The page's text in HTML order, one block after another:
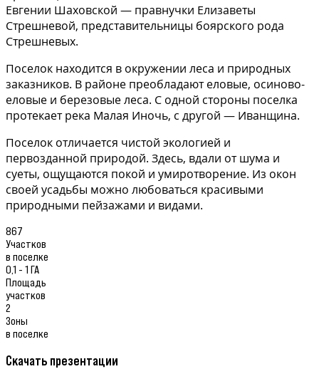
Евгении Шаховской — правнучки Елизаветы
Стрешневой, представительницы боярского рода
Стрешневых.
Поселок находится в окружении леса и природных
заказников. В районе преобладают еловые, осиново-
еловые и березовые леса. С одной стороны поселка
протекает река Малая Иночь, с другой — Иванщина.
Поселок отличается чистой экологией и
первозданной природой. Здесь, вдали от шума и
суеты, ощущаются покой и умиротворение. Из окон
своей усадьбы можно любоваться красивыми
природными пейзажами и видами.
867
Участков
в поселке
0,1 - 1 ГА
Площадь
участков
2
Зоны
в поселке
Скачать презентации